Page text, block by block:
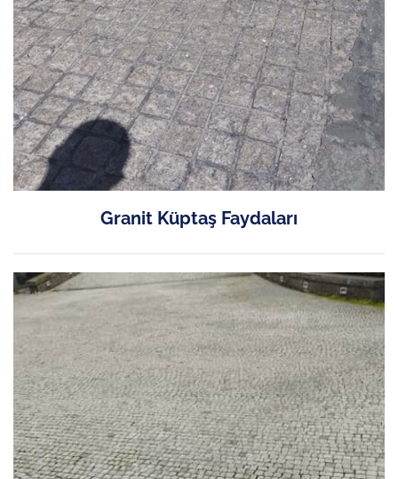
Granit Küptaş Faydaları